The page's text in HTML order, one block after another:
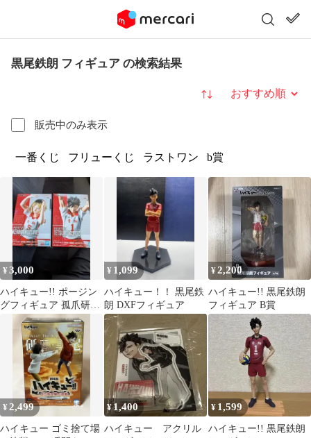
黒尾鉄朗 フィギュア の検索結果
販売中のみ表示
並び替え
一番くじ フリューくじ ラストワン b賞
¥3,000
ハイキュー!! ポージン
グフィギュア 孤爪研磨
黒尾鉄朗 2種セット
¥ 1,099
ハイキュー！！ 黒尾鉄
朗 DXFフィギュア
¥2,200
ハイキュー!! 黒尾鉄朗
フィギュア B賞
¥ 2,499
ハイキュー ゴミ捨て場
¥1,400
ハイキュー アクリル
¥ 1,599
ハイキュー!! 黒尾鉄朗